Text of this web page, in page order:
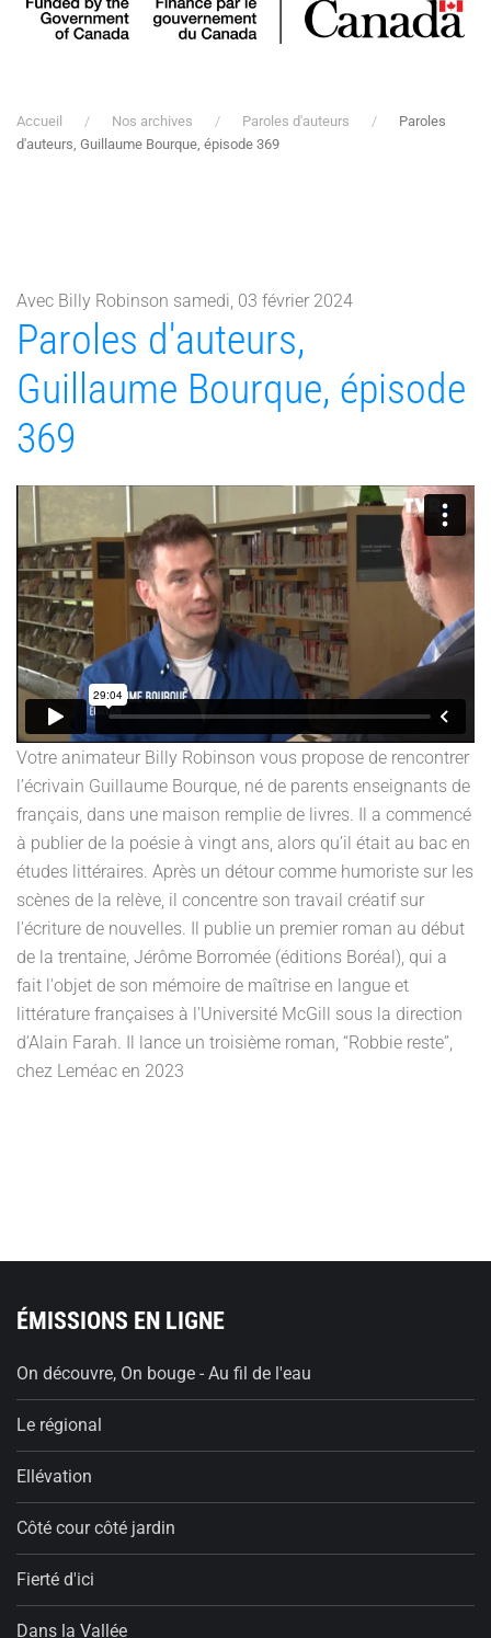
Accueil Nos archives Paroles d'auteurs
Paroles
d'auteurs, Guillaume Bourque, épisode 369
Avec Billy Robinson samedi, 03 février 2024
Paroles d'auteurs,
Guillaume Bourque, épisode
369
Votre animateur Billy Robinson vous propose de rencontrer
l’écrivain Guillaume Bourque, né de parents enseignants de
français, dans une maison remplie de livres. Il a commencé
à publier de la poésie à vingt ans, alors qu’il était au bac en
études littéraires. Après un détour comme humoriste sur les
scènes de la relève, il concentre son travail créatif sur
l'écriture de nouvelles. Il publie un premier roman au début
de la trentaine, Jérôme Borromée (éditions Boréal), qui a
fait l'objet de son mémoire de maîtrise en langue et
littérature françaises à l'Université McGill sous la direction
d’Alain Farah. Il lance un troisième roman, “Robbie reste”,
chez Leméac en 2023
ÉMISSIONS EN LIGNE
On découvre, On bouge - Au fil de l'eau
Le régional
Ellévation
Côté cour côté jardin
Fierté d'ici
Dans la Vallée